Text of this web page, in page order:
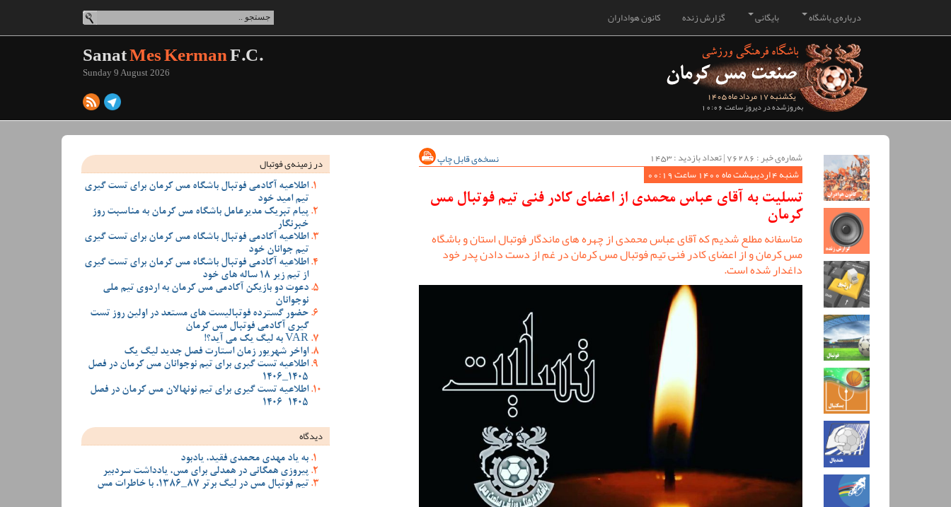
کانون هواداران گزارش زنده بایگانی درباره‌ی باشگاه
یکشنبه 17 مرداد ماه 1405
به‌روزشده در دیروز ساعت 10:06
SanatMes KermanF.C.
Sunday 9 August 2026
شماره‌ی خبر : ‌76286 | تعداد بازدید : 1453
نسخه‌ی قابل چاپ
شنبه 4 اردیبهشت ماه 1400 ساعت 00:19
تسلیت به آقای عباس محمدی از اعضای کادر فنی تیم فوتبال مس
کرمان
متاسفانه مطلع شدیم که آقای عباس محمدی از چهره های ماندگار فوتبال استان و باشگاه
مس کرمان و از اعضای کادر فنی تیم فوتبال مس کرمان در غم از دست دادن پدر خود
داغدار شده است.
در زمینه‌ی فوتبال
اطلاعیه آکادمی فوتبال باشگاه مس کرمان برای تست گیری
تیم امید خود
پیام تبریک مدیرعامل باشگاه مس کرمان به مناسبت روز
خبرنگار
اطلاعیه آکادمی فوتبال باشگاه مس کرمان برای تست گیری
تیم جوانان خود
اطلاعیه آکادمی فوتبال باشگاه مس کرمان برای تست گیری
از تیم زیر 18 ساله های خود
دعوت دو بازیکن آکادمی مس کرمان به اردوی تیم ملی
نوجوانان
حضور گسترده فوتبالیست های مستعد در اولین روز تست
گیری آکادمی فوتبال مس کرمان
VAR به لیگ یک می آید؟!
اواخر شهریور زمان استارت فصل جدید لیگ یک
اطلاعیه تست گیری برای تیم نوجوانان مس کرمان در فصل
1405_1406
اطلاعیه تست گیری برای تیم نونهالان مس کرمان در فصل
1405-1406
دیدگاه
به یاد مهدی محمدی فقید، یادبود
پیروزی همگانی در همدلی برای مس، یادداشت سردبیر
تیم فوتبال مس در لیگ برتر 87_1386، با خاطرات مس